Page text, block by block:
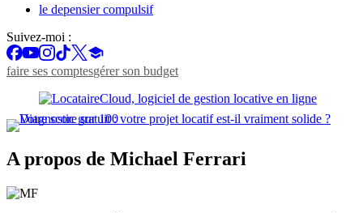
le depensier compulsif
Suivez-moi :
faire ses comptesgérer son budget
A propos de Michael Ferrari